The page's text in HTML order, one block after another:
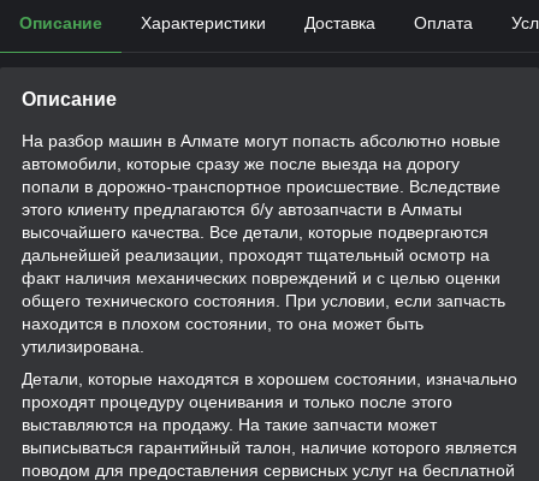
Описание Характеристики Доставка Оплата
Описание
На разбор машин в Алмате могут попасть абсолютно новые
автомобили, которые сразу же после выезда на дорогу
попали в дорожно-транспортное происшествие. Вследствие
этого клиенту предлагаются б/у автозапчасти в Алматы
высочайшего качества. Все детали, которые подвергаются
дальнейшей реализации, проходят тщательный осмотр на
факт наличия механических повреждений и с целью оценки
общего технического состояния. При условии, если запчасть
находится в плохом состоянии, то она может быть
утилизирована.
Детали, которые находятся в хорошем состоянии, изначально
проходят процедуру оценивания и только после этого
выставляются на продажу. На такие запчасти может
выписываться гарантийный талон, наличие которого является
поводом для предоставления сервисных услуг на бесплатной